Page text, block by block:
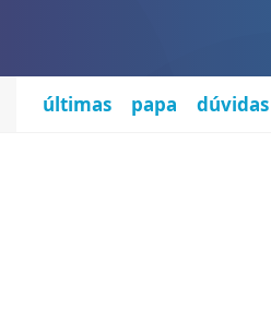
últimas papa